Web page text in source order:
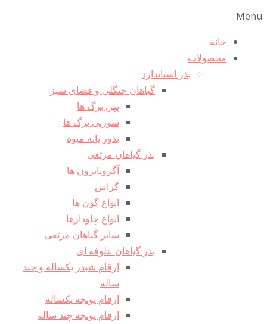
Menu
خانه
محصولات
بذر استاندارد
گیاهان جنگلی و فضای سبز
پهن برگ ها
سوزنی برگ ها
بذور پایه میوه
بذر گیاهان مرتعی
آگروپایرون ها
گراس
انواع گون ها
انواع چاودارها
سایر گیاهان مرتعی
بذر گیاهان علوفه ای
ارقام شبدر یکساله و چند
ساله
ارقام یونجه یکساله
ارقام یونجه چند ساله